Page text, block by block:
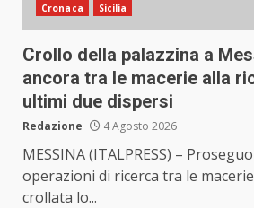
Cronaca Sicilia
Crollo della palazzina a
ancora tra le macerie alla
ultimi due dispersi
Redazione 4 Agosto 2026
MESSINA (ITALPRESS) –
operazioni di ricerca tra le
crollata lo...